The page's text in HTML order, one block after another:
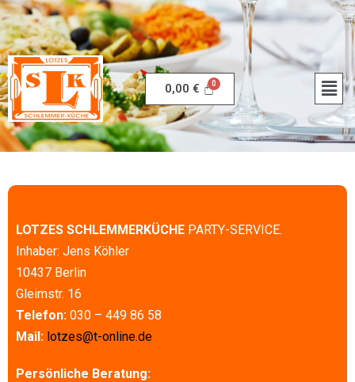
0,00 €
LOTZES SCHLEMMERKÜCHE PARTY-SERVICE.
Inhaber: Jens Köhler
10437 Berlin
Gleimstr. 16
Telefon: 030 – 449 86 58
Mail: lotzes@t-online.de
Persönliche Beratung: